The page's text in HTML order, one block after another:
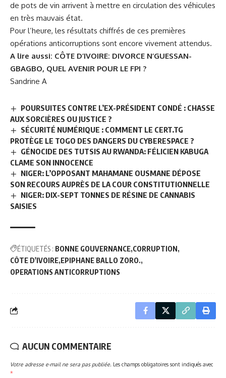
de pots de vin arrivent à mettre en circulation des véhicules
en très mauvais état.
Pour l’heure, les résultats chiffrés de ces premières
opérations anticorruptions sont encore vivement attendus.
A lire aussi: CÔTE D’IVOIRE: DIVORCE N’GUESSAN-
GBAGBO, QUEL AVENIR POUR LE FPI ?
Sandrine A
POURSUITES CONTRE L’EX-PRÉSIDENT CONDÉ : CHASSE
AUX SORCIÈRES OU JUSTICE ?
SÉCURITÉ NUMÉRIQUE : COMMENT LE CERT.TG
PROTÈGE LE TOGO DES DANGERS DU CYBERESPACE ?
GÉNOCIDE DES TUTSIS AU RWANDA: FÉLICIEN KABUGA
CLAME SON INNOCENCE
NIGER: L’OPPOSANT MAHAMANE OUSMANE DÉPOSE
SON RECOURS AUPRÈS DE LA COUR CONSTITUTIONNELLE
NIGER: DIX-SEPT TONNES DE RÉSINE DE CANNABIS
SAISIES
ÉTIQUETÉS : BONNE GOUVERNANCE CORRUPTION
CÔTE D'IVOIRE EPIPHANE BALLO ZORO.
OPERATIONS ANTICORRUPTIONS
AUCUN COMMENTAIRE
Votre adresse e-mail ne sera pas publiée. Les champs obligatoires sont indiqués avec
*